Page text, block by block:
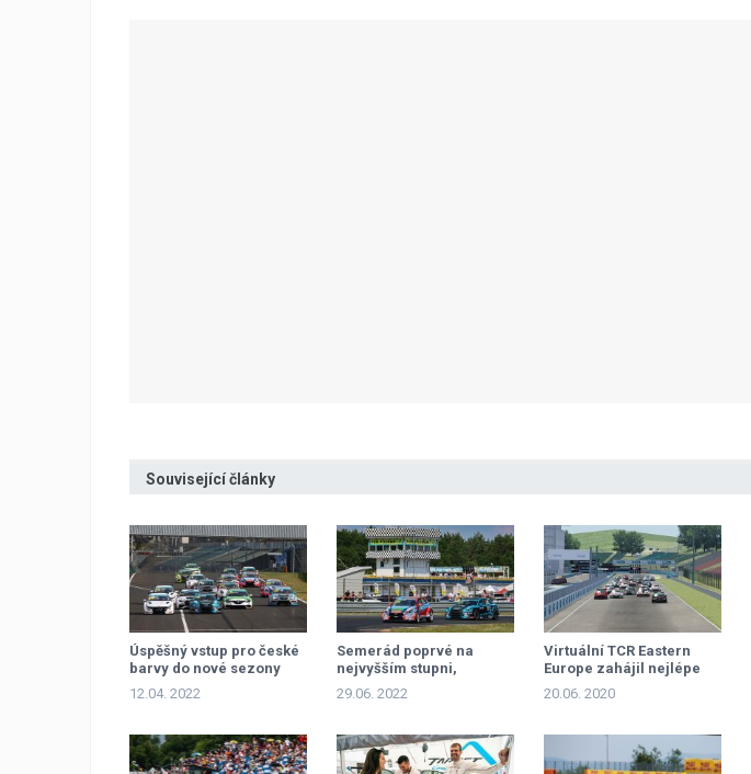
Související články
Úspěšný vstup pro české
barvy do nové sezony
TCR Eastern Europe
12.04. 2022
Semerád poprvé na
nejvyšším stupni,
Groszek prvním
dvojnásobným vítězem
29.06. 2022
Virtuální TCR Eastern
Europe zahájil nejlépe
Groszek
20.06. 2020